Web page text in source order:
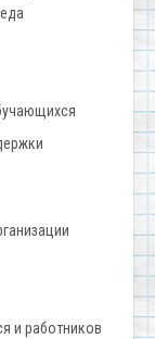
и работников